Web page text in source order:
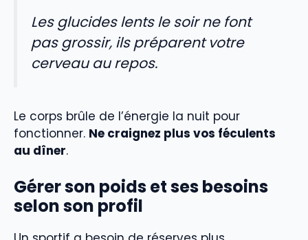
Les glucides lents le soir ne font
pas grossir, ils préparent votre
cerveau au repos.
Le corps brûle de l’énergie la nuit pour
fonctionner. Ne craignez plus vos féculents
au dîner.
Gérer son poids et ses besoins
selon son profil